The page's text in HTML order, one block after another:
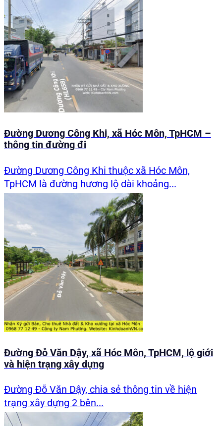
Đường Dương Công Khi, xã Hóc Môn, TpHCM –
thông tin đường đi
Đường Dương Công Khi thuộc xã Hóc Môn,
TpHCM là đường hương lộ dài khoảng...
Đường Đỗ Văn Dậy, xã Hóc Môn, TpHCM, lộ giới
và hiện trạng xây dựng
Đường Đỗ Văn Dậy, chia sẻ thông tin về hiện
trạng xây dựng 2 bên...